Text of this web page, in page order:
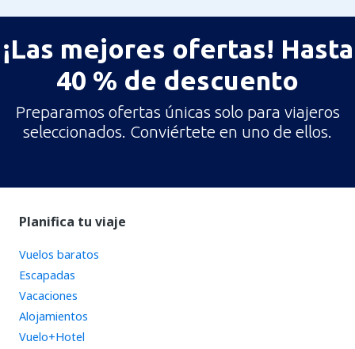
¡Las mejores ofertas! Hasta
40 % de descuento
Preparamos ofertas únicas solo para viajeros
seleccionados. Conviértete en uno de ellos.
Planifica tu viaje
Vuelos baratos
Escapadas
Vacaciones
Alojamientos
Vuelo+Hotel